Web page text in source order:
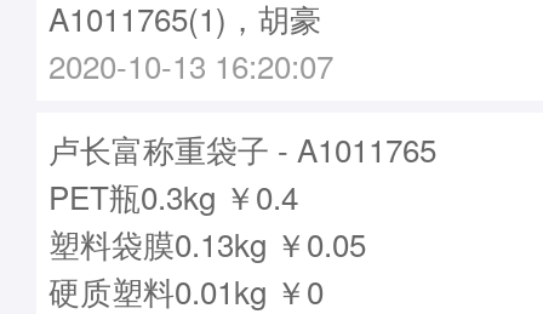
A1011765(1)，胡豪
2020-10-13 16:20:07
卢长富称重袋子 - A1011765
PET瓶0.3kg ￥0.4
塑料袋膜0.13kg ￥0.05
硬质塑料0.01kg ￥0